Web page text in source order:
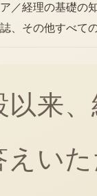
／経理の基礎の
、その他すべて
以来
えい